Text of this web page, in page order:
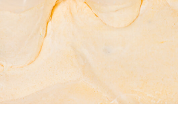
показаниям. А именно,
зуба в том случае, если она
степени разрушения, когда
прибегнуть к установке зубной
невозможно, для этого